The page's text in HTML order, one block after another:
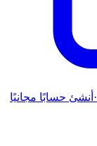
· أنشئ حسابًا مجانيًا